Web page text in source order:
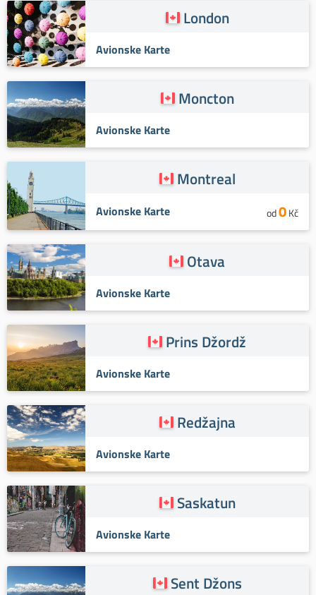
London
Avionske Karte
Moncton
Avionske Karte
Montreal
Avionske Karte od0Kč
Otava
Avionske Karte
Prins Džordž
Avionske Karte
Redžajna
Avionske Karte
Saskatun
Avionske Karte
Sent Džons